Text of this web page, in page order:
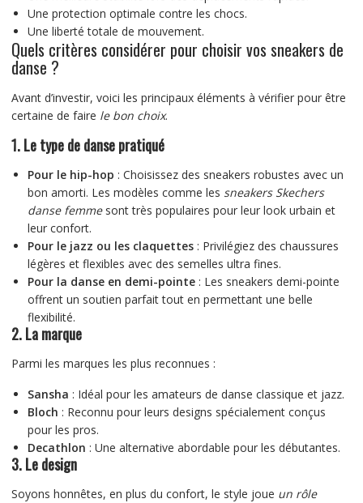
Une protection optimale contre les chocs.
Une liberté totale de mouvement.
Quels critères considérer pour choisir vos sneakers de
danse ?
Avant d’investir, voici les principaux éléments à vérifier pour être
certaine de faire le bon choix.
1. Le type de danse pratiqué
Pour le hip-hop : Choisissez des sneakers robustes avec un
bon amorti. Les modèles comme les sneakers Skechers
danse femmesont très populaires pour leur look urbain et
leur confort.
Pour le jazz ou les claquettes: Privilégiez des chaussures
légères et flexibles avec des semelles ultra fines.
Pour la danse en demi-pointe: Les sneakers demi-pointe
offrent un soutien parfait tout en permettant une belle
flexibilité.
2. La marque
Parmi les marques les plus reconnues :
Sansha : Idéal pour les amateurs de danse classique et jazz.
Bloch : Reconnu pour leurs designs spécialement conçus
pour les pros.
Decathlon : Une alternative abordable pour les débutantes.
3. Le design
Soyons honnêtes, en plus du confort, le style joue un rôle